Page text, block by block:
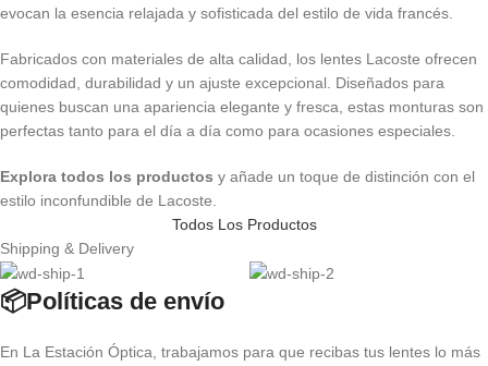
evocan la esencia relajada y sofisticada del estilo de vida francés.
Fabricados con materiales de alta calidad, los lentes Lacoste ofrecen
comodidad, durabilidad y un ajuste excepcional. Diseñados para
quienes buscan una apariencia elegante y fresca, estas monturas son
perfectas tanto para el día a día como para ocasiones especiales.
Explora todos los productos y añade un toque de distinción con el
estilo inconfundible de Lacoste.
Todos Los Productos
Shipping & Delivery
📦Políticas de envío
En La Estación Óptica, trabajamos para que recibas tus lentes lo más